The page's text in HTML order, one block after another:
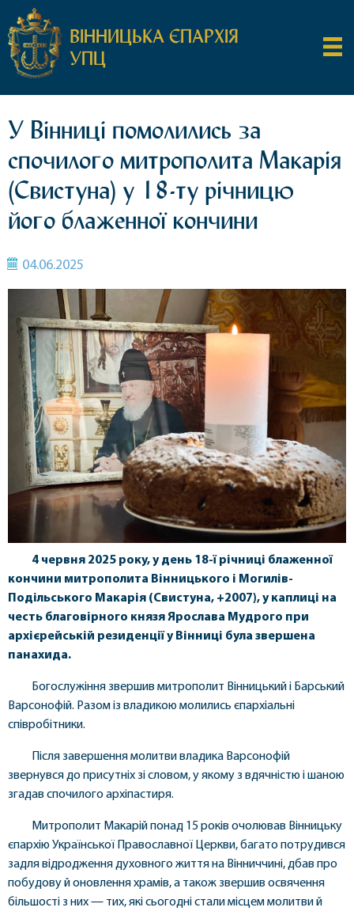
ВІННИЦЬКА ЄПАРХІЯ
УПЦ
У Вінниці помолились за
спочилого митрополита Макарія
(Свистуна) у 18-ту річницю
його блаженної кончини
04.06.2025
4 червня 2025 року, у день 18-ї річниці блаженної
кончини митрополита Вінницького і Могилів-
Подільського Макарія (Свистуна, +2007), у каплиці на
честь благовірного князя Ярослава Мудрого при
архієрейській резиденції у Вінниці була звершена
панахида.
Богослужіння звершив митрополит Вінницький і Барський
Варсонофій. Разом із владикою молились єпархіальні
співробітники.
Після завершення молитви владика Варсонофій
звернувся до присутніх зі словом, у якому з вдячністю і шаною
згадав спочилого архіпастиря.
Митрополит Макарій понад 15 років очолював Вінницьку
єпархію Української Православної Церкви, багато потрудився
задля відродження духовного життя на Вінниччині, дбав про
побудову й оновлення храмів, а також звершив освячення
більшості з них — тих, які сьогодні стали місцем молитви й